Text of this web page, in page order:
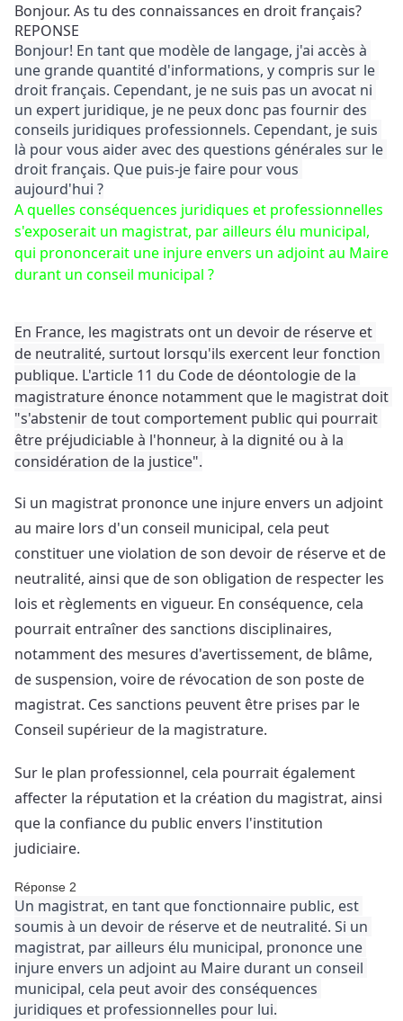
Bonjour. As tu des connaissances en droit français?
REPONSE
Bonjour! En tant que modèle de langage, j'ai accès à
une grande quantité d'informations, y compris sur le
droit français. Cependant, je ne suis pas un avocat ni
un expert juridique, je ne peux donc pas fournir des
conseils juridiques professionnels. Cependant, je suis
là pour vous aider avec des questions générales sur le
droit français. Que puis-je faire pour vous
aujourd'hui ?
A quelles conséquences juridiques et professionnelles
s'exposerait un magistrat, par ailleurs élu municipal,
qui prononcerait une injure envers un adjoint au Maire
durant un conseil municipal ?
En France, les magistrats ont un devoir de réserve et
de neutralité, surtout lorsqu'ils exercent leur fonction
publique. L'article 11 du Code de déontologie de la
magistrature énonce notamment que le magistrat doit
"s'abstenir de tout comportement public qui pourrait
être préjudiciable à l'honneur, à la dignité ou à la
considération de la justice".
Si un magistrat prononce une injure envers un adjoint
au maire lors d'un conseil municipal, cela peut
constituer une violation de son devoir de réserve et de
neutralité, ainsi que de son obligation de respecter les
lois et règlements en vigueur. En conséquence, cela
pourrait entraîner des sanctions disciplinaires,
notamment des mesures d'avertissement, de blâme,
de suspension, voire de révocation de son poste de
magistrat. Ces sanctions peuvent être prises par le
Conseil supérieur de la magistrature.
Sur le plan professionnel, cela pourrait également
affecter la réputation et la création du magistrat, ainsi
que la confiance du public envers l'institution
judiciaire.
Réponse 2
Un magistrat, en tant que fonctionnaire public, est
soumis à un devoir de réserve et de neutralité. Si un
magistrat, par ailleurs élu municipal, prononce une
injure envers un adjoint au Maire durant un conseil
municipal, cela peut avoir des conséquences
juridiques et professionnelles pour lui.